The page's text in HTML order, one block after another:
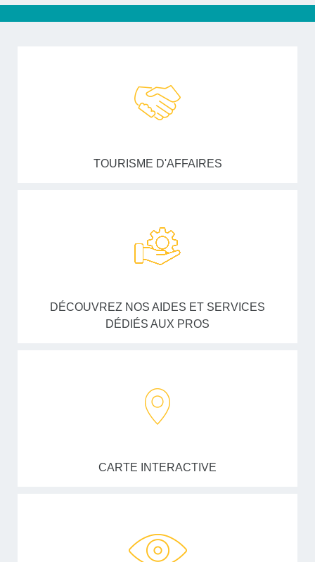
TOURISME D'AFFAIRES
DÉCOUVREZ NOS AIDES ET SERVICES
DÉDIÉS AUX PROS
CARTE INTERACTIVE